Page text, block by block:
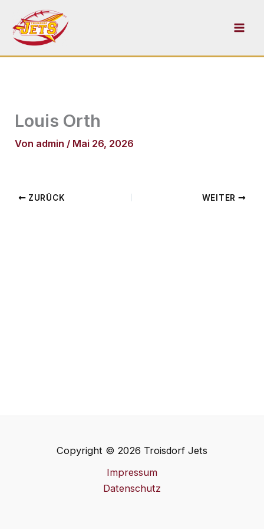
Inhalt
springen
Louis Orth
Von admin / Mai 26, 2026
ZURÜCK WEITER
Copyright © 2026 Troisdorf Jets
Impressum
Datenschutz